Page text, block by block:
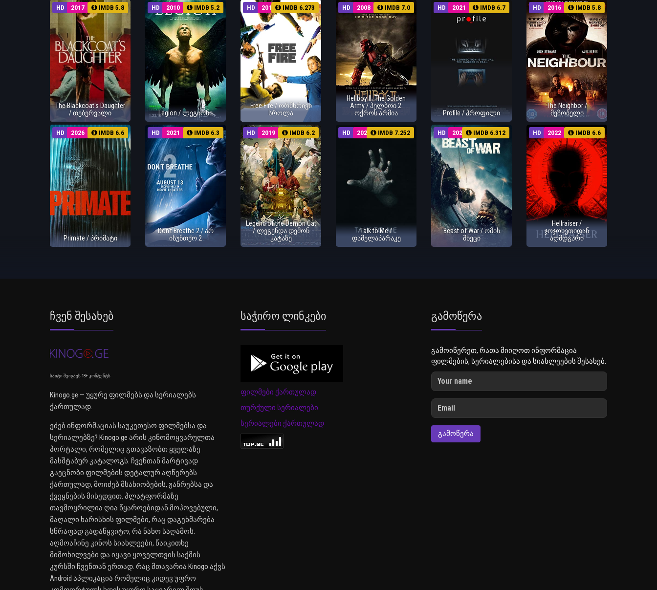
HD 2017 IMDB 5.8
The Blackcoat's Daughter
/ თებერვალი
HD 2010 IMDB 5.2
Legion / ლეგიონი
HD 2017 IMDB 6.273
Free Fire / ორმხრივი
სროლა
HD 2008 IMDB 7.0
Hellboy II: The Golden
Army / ჰელბოი 2:
ოქროს არმია
HD 2021 IMDB 6.7
Profile / პროფილი
HD 2016 IMDB 5.8
The Neighbor /
მეზობელი
HD 2026 IMDB 6.6
Primate / პრიმატი
HD 2021 IMDB 6.3
Don't Breathe 2 / არ
ისუნთქო 2
HD 2019 IMDB 6.2
Legend of the Demon Cat
/ ლეგენდა დემონ
კატაზე
HD 2023 IMDB 7.252
Talk to Me /
დამელაპარაკე
HD 2025 IMDB 6.312
Beast of War / ომის
მხეცი
HD 2022 IMDB 6.6
Hellraiser /
ჯოჯოხეთიდან
აღმდგარი
Ჩვენ Შესახებ
საიტი შეიცავს 18+ კონტენტს
Kinogo.ge — უყურე ფილმებს და სერიალებს
ქართულად.
ეძებ ინფორმაციას საუკეთესო ფილმებსა და
სერიალებზე? Kinogo.ge არის კინომოყვარულთა
პორტალი, რომელიც გთავაზობთ ყველაზე
მასშტაბურ კატალოგს. ჩვენთან მარტივად
გაეცნობი ფილმების დეტალურ აღწერებს
ქართულად, მოიძებ მსახიობების, ჟანრებსა და
ქვეყნების მიხედვით. პლატფორმაზე
თავმოყრილია ღია წყაროებიდან მოპოვებული,
მაღალი ხარისხის ფილმები, რაც დაგეხმარება
სწრაფად გადაწყვიტო, რა ნახო საღამოს.
აღმოაჩინე კინოს სიახლეები, წაიკითხე
მიმოხილვები და იყავი ყოველთვის საქმის
კურსში ჩვენთან ერთად. რაც მთავარია Kinogo აქვს
Android აპლიკაცია რომელიც კიდევ უფრო
Საჭირო Ლინკები
ფილმები ქართულად
თურქული სერიალები
სერიალები ქართულად
Გამოწერა
გამოიწერეთ, რათა მიიღოთ ინფორმაცია
ფილმების, სერიალებისა და სიახლეების შესახებ.
ᲒᲐᲛᲝᲬᲔᲠᲐ